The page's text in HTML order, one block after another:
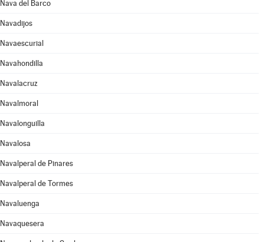
Nava del Barco
Navadijos
Navaescurial
Navahondilla
Navalacruz
Navalmoral
Navalonguilla
Navalosa
Navalperal de Pinares
Navalperal de Tormes
Navaluenga
Navaquesera